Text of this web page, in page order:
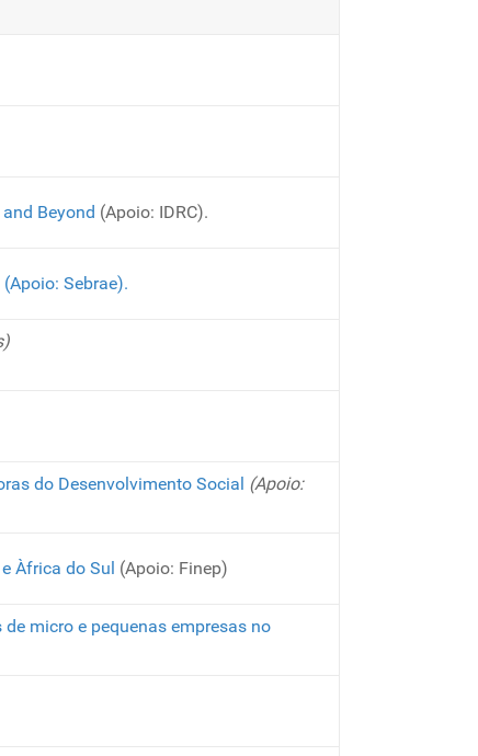
Beyond (Apoio: IDRC).
Sebrae).
do Desenvolvimento Social (Apoio:
Àfrica do Sul (Apoio: Finep)
micro e pequenas empresas no